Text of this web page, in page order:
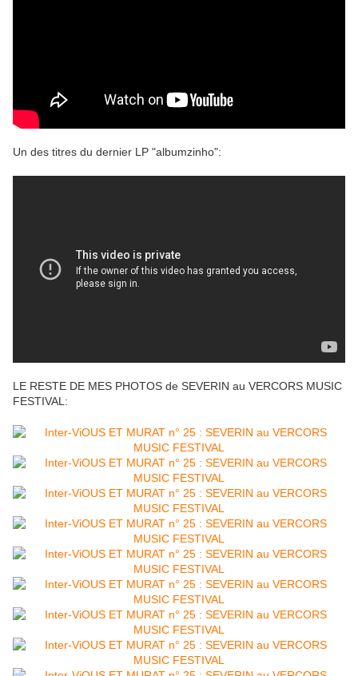
Un des titres du dernier LP "albumzinho":
LE RESTE DE MES PHOTOS de SEVERIN au VERCORS MUSIC
FESTIVAL: